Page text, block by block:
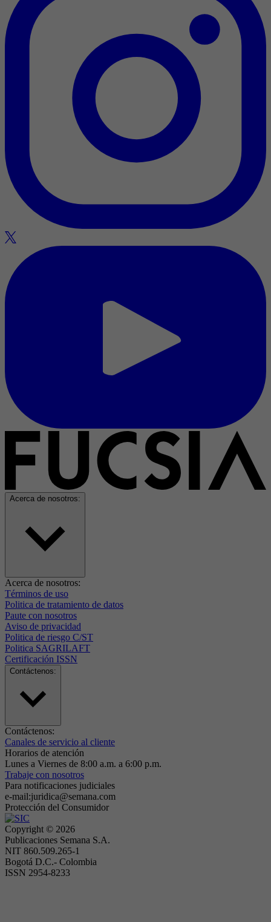
Acerca de nosotros:
Acerca de nosotros:
Términos de uso
Politica de tratamiento de datos
Paute con nosotros
Aviso de privacidad
Politica de riesgo C/ST
Politica SAGRILAFT
Certificación ISSN
Contáctenos:
Contáctenos:
Canales de servicio al cliente
Horarios de atención
Lunes a Viernes de 8:00 a.m. a 6:00 p.m.
Trabaje con nosotros
Para notificaciones judiciales
e-mail:juridica@semana.com
Protección del Consumidor
Copyright © 2026
Publicaciones Semana S.A.
NIT 860.509.265-1
Bogotá D.C.- Colombia
ISSN 2954-8233